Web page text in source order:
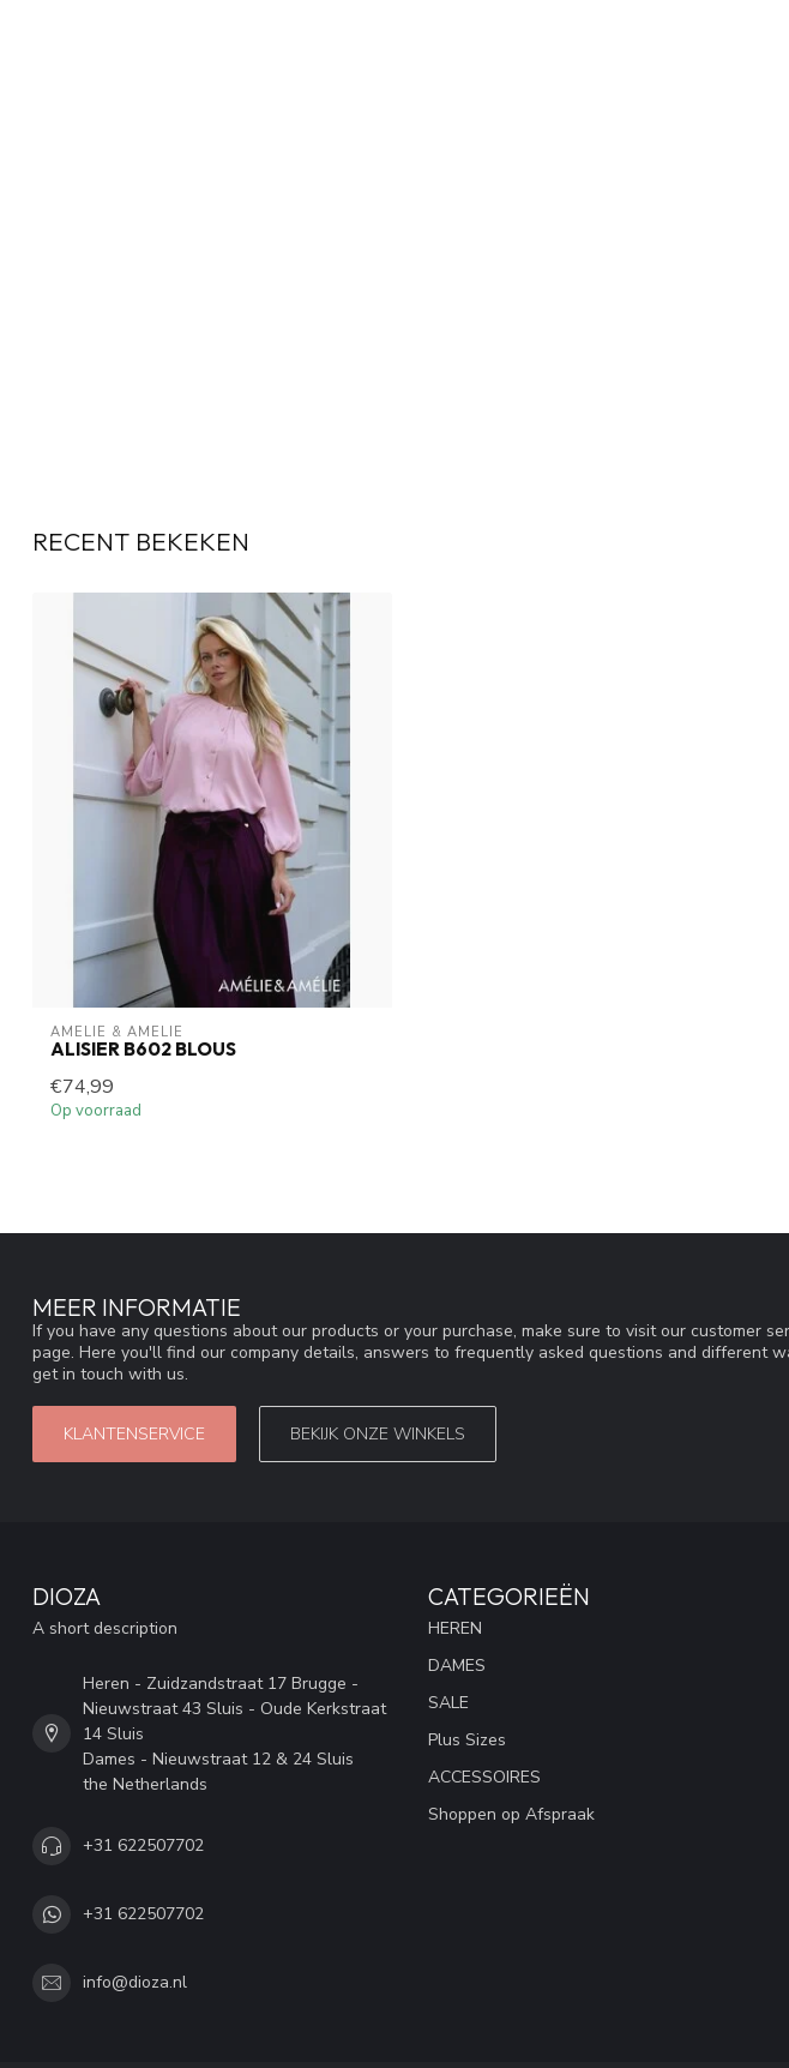
RECENT BEKEKEN
AMELIE & AMELIE
ALISIER B602 BLOUS
€74,99
Op voorraad
MEER INFORMATIE
If you have any questions about our products or your purchase, make sure to visit our customer
page. Here you'll find our company details, answers to frequently asked questions and different
get in touch with us.
KLANTENSERVICE BEKIJK ONZE WINKELS
DIOZA
A short description
Heren - Zuidzandstraat 17 Brugge -
Nieuwstraat 43 Sluis - Oude Kerkstraat
14 Sluis
Dames - Nieuwstraat 12 & 24 Sluis
the Netherlands
+31 622507702
+31 622507702
info@dioza.nl
CATEGORIEËN
HEREN
DAMES
SALE
Plus Sizes
ACCESSOIRES
Shoppen op Afspraak